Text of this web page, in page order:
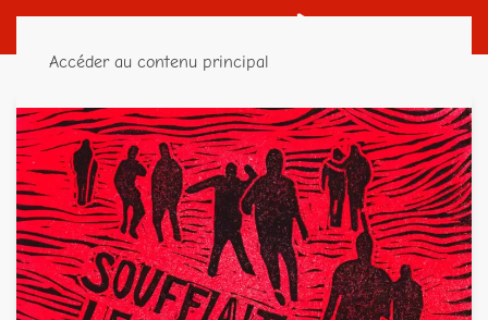
Accéder au contenu principal